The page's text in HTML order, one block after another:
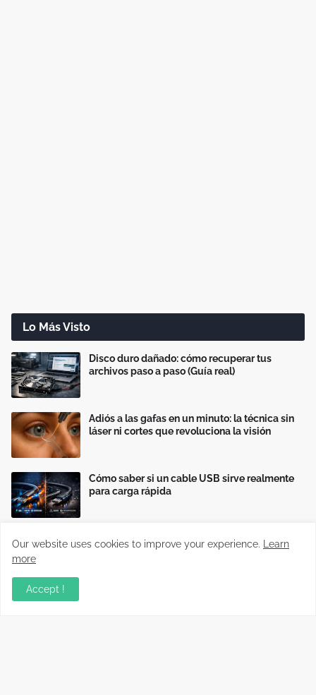
Lo Más Visto
Disco duro dañado: cómo recuperar tus
archivos paso a paso (Guía real)
Adiós a las gafas en un minuto: la técnica sin
láser ni cortes que revoluciona la visión
Cómo saber si un cable USB sirve realmente
para carga rápida
Our website uses cookies to improve your experience.
Learn
more
Accept !